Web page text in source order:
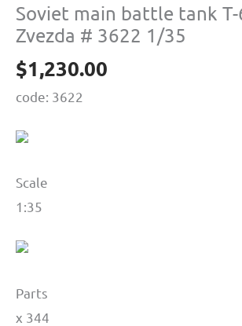
Soviet main battle tank T-
Zvezda # 3622 1/35
$1,230.00
code: 3622
Scale
1:35
Parts
х 344